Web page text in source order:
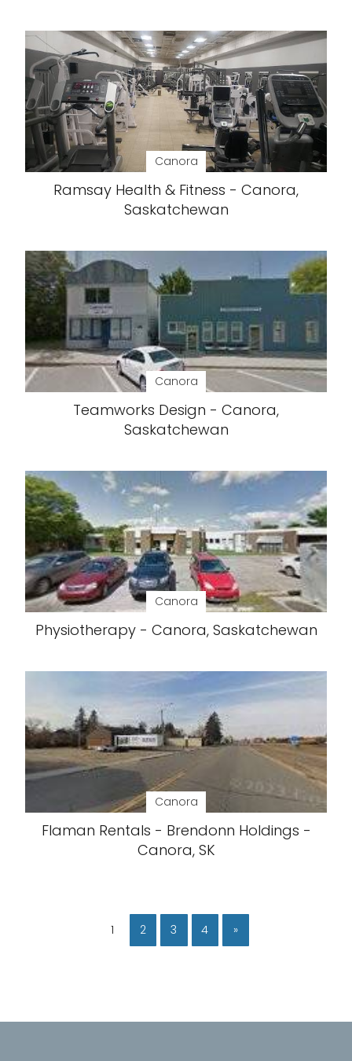
Canora
Ramsay Health & Fitness - Canora,
Saskatchewan
Canora
Teamworks Design - Canora,
Saskatchewan
Canora
Physiotherapy - Canora, Saskatchewan
Canora
Flaman Rentals - Brendonn Holdings -
Canora, SK
1 2 3 4 »